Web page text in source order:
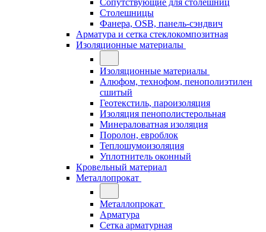
Сопутствующие для столешниц
Столешницы
Фанера, OSB, панель-сэндвич
Арматура и сетка стеклокомпозитная
Изоляционные материалы
Изоляционные материалы
Алюфом, технофом, пенополиэтилен
сшитый
Геотекстиль, пароизоляция
Изоляция пенополистерольная
Минераловатная изоляция
Поролон, евроблок
Теплошумоизоляция
Уплотнитель оконный
Кровельный материал
Металлопрокат
Металлопрокат
Арматура
Сетка арматурная